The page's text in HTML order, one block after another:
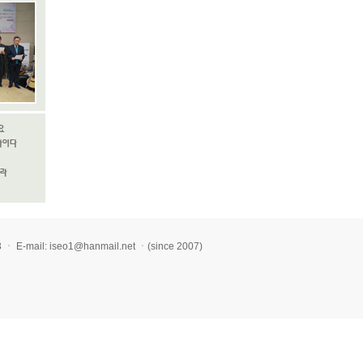
E-mail: iseo1@hanmail.net ㆍ(since 2007)